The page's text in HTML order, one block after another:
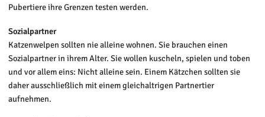
Pubertiere ihre Grenzen testen werden.
Sozialpartner
Katzenwelpen sollten nie alleine wohnen. Sie brauchen einen
Sozialpartner in ihrem Alter. Sie wollen kuscheln, spielen und toben
und vor allem eins: Nicht alleine sein. Einem Kätzchen sollten sie
daher ausschließlich mit einem gleichaltrigen Partnertier
aufnehmen.